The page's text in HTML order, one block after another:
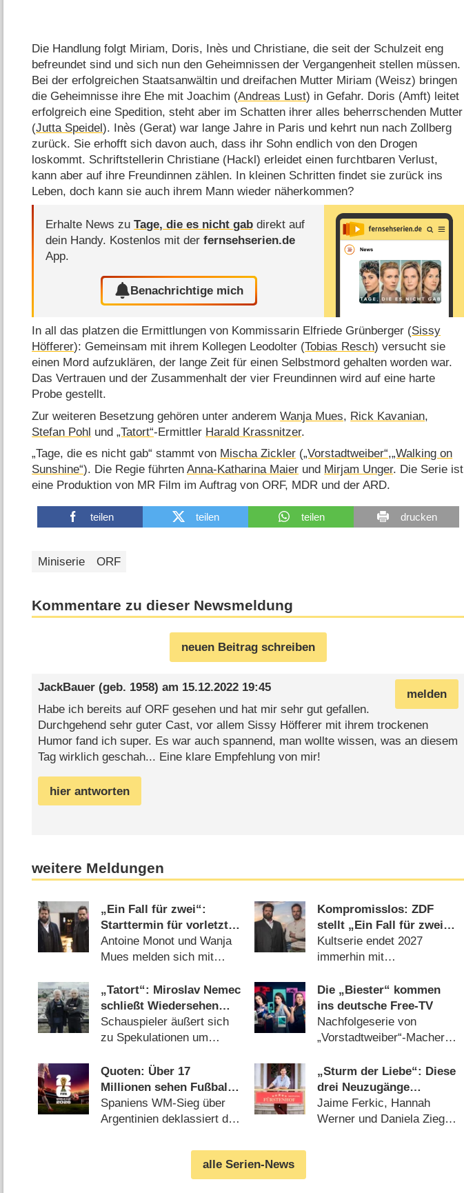
Die Handlung folgt Miriam, Doris, Inès und Christiane, die seit der Schulzeit eng
befreundet sind und sich nun den Geheimnissen der Vergangenheit stellen müssen.
Bei der erfolgreichen Staatsanwältin und dreifachen Mutter Miriam (Weisz) bringen
die Geheimnisse ihre Ehe mit Joachim (Andreas Lust) in Gefahr. Doris (Amft) leitet
erfolgreich eine Spedition, steht aber im Schatten ihrer alles beherrschenden Mutter
(Jutta Speidel). Inès (Gerat) war lange Jahre in Paris und kehrt nun nach Zollberg
zurück. Sie erhofft sich davon auch, dass ihr Sohn endlich von den Drogen
loskommt. Schriftstellerin Christiane (Hackl) erleidet einen furchtbaren Verlust,
kann aber auf ihre Freundinnen zählen. In kleinen Schritten findet sie zurück ins
Leben, doch kann sie auch ihrem Mann wieder näherkommen?
Erhalte News zuTage, die es nicht gab direkt auf
dein Handy. Kostenlos mit derfernsehserien.de
App.
Benachrichtige mich
In all das platzen die Ermittlungen von Kommissarin Elfriede Grünberger (Sissy
Höfferer): Gemeinsam mit ihrem Kollegen Leodolter (Tobias Resch) versucht sie
einen Mord aufzuklären, der lange Zeit für einen Selbstmord gehalten worden war.
Das Vertrauen und der Zusammenhalt der vier Freundinnen wird auf eine harte
Probe gestellt.
Zur weiteren Besetzung gehören unter anderemWanja Mues, Rick Kavanian,
Stefan Pohl und„Tatort“-Ermittler Harald Krassnitzer.
„Tage, die es nicht gab“ stammt von Mischa Zickler („Vorstadtweiber“,„Walking on
Sunshine“). Die Regie führtenAnna-Katharina Maier und Mirjam Unger. Die Serie ist
eine Produktion von MR Film im Auftrag von ORF, MDR und der ARD.
teilen teilen teilen drucken
Miniserie ORF
Kommentare zu dieser Newsmeldung
neuen Beitrag schreiben
melden
JackBauer(geb. 1958) am 15.12.2022 19:45
Habe ich bereits auf ORF gesehen und hat mir sehr gut gefallen.
Durchgehend sehr guter Cast, vor allem Sissy Höfferer mit ihrem trockenen
Humor fand ich super. Es war auch spannend, man wollte wissen, was an diesem
Tag wirklich geschah... Eine klare Empfehlung von mir!
hier antworten
weitere Meldungen
„Ein Fall für zwei“:
Starttermin für vorletzte
Staffel steht fest
Antoine Monot und Wanja
Mues melden sich mit
(27.07.2026)
Kompromisslos: ZDF
stellt „Ein Fall für zwei“
nach fast fünf
Jahrzehnten ein
Kultserie endet 2027
immerhin mit
„Tatort“: Miroslav Nemec
schließt Wiedersehen
nicht aus
Schauspieler äußert sich
zu Spekulationen um
Die „Biester“ kommen
ins deutsche Free-TV
Nachfolgeserie von
„Vorstadtweiber“-Macher
Quoten: Über 17
Millionen sehen Fußball-
WM-Finale
Spaniens WM-Sieg über
Argentinien deklassiert die
„Sturm der Liebe“: Diese
drei Neuzugänge
verstärken die ARD-
Telenovela
Jaime Ferkic, Hannah
Werner und Daniela Ziegler
alle Serien-News